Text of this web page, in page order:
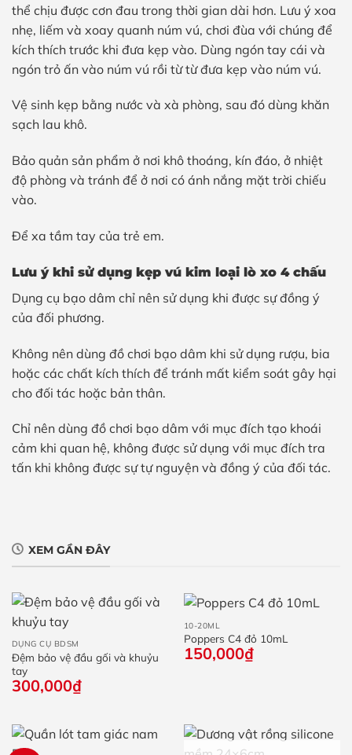
thể chịu được cơn đau trong thời gian dài hơn. Lưu ý xoa
nhẹ, liếm và xoay quanh núm vú, chơi đùa với chúng để
kích thích trước khi đưa kẹp vào. Dùng ngón tay cái và
ngón trỏ ấn vào núm vú rồi từ từ đưa kẹp vào núm vú.
Vệ sinh kẹp bằng nước và xà phòng, sau đó dùng khăn
sạch lau khô.
Bảo quản sản phẩm ở nơi khô thoáng, kín đáo, ở nhiệt
độ phòng và tránh để ở nơi có ánh nắng mặt trời chiếu
vào.
Để xa tầm tay của trẻ em.
Lưu ý khi sử dụng kẹp vú kim loại lò xo 4 chấu
Dụng cụ bạo dâm chỉ nên sử dụng khi được sự đồng ý
của đối phương.
Không nên dùng đồ chơi bạo dâm khi sử dụng rượu, bia
hoặc các chất kích thích để tránh mất kiểm soát gây hại
cho đối tác hoặc bản thân.
Chỉ nên dùng đồ chơi bạo dâm với mục đích tạo khoái
cảm khi quan hệ, không được sử dụng với mục đích tra
tấn khi không được sự tự nguyện và đồng ý của đối tác.
XEM GẦN ĐÂY
DỤNG CỤ BDSM
Đệm bảo vệ đầu gối và khuỷu
tay
300,000₫
10-20ML
Poppers C4 đỏ 10mL
150,000₫